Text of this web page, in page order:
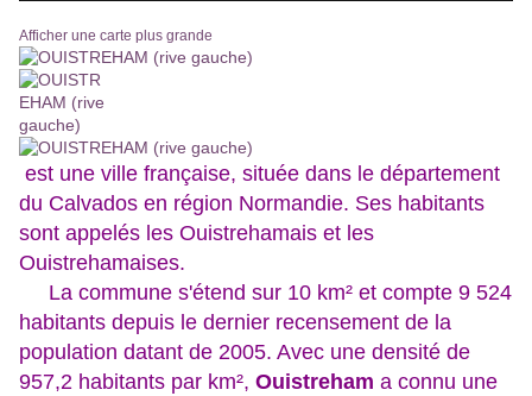
Afficher une carte plus grande
est une ville française, située dans le département
du Calvados en région Normandie. Ses habitants
sont appelés les Ouistrehamais et les
Ouistrehamaises.
La commune s'étend sur 10 km² et compte 9 524
habitants depuis le dernier recensement de la
population datant de 2005. Avec une densité de
957,2 habitants par km², Ouistreham a connu une